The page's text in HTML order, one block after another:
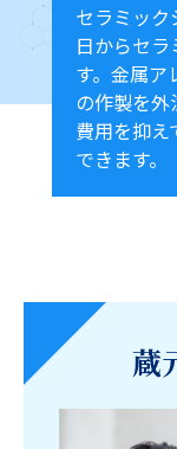
セラミック
日からセ
す。金属
の作製を外
費用を抑え
できます。
蔵